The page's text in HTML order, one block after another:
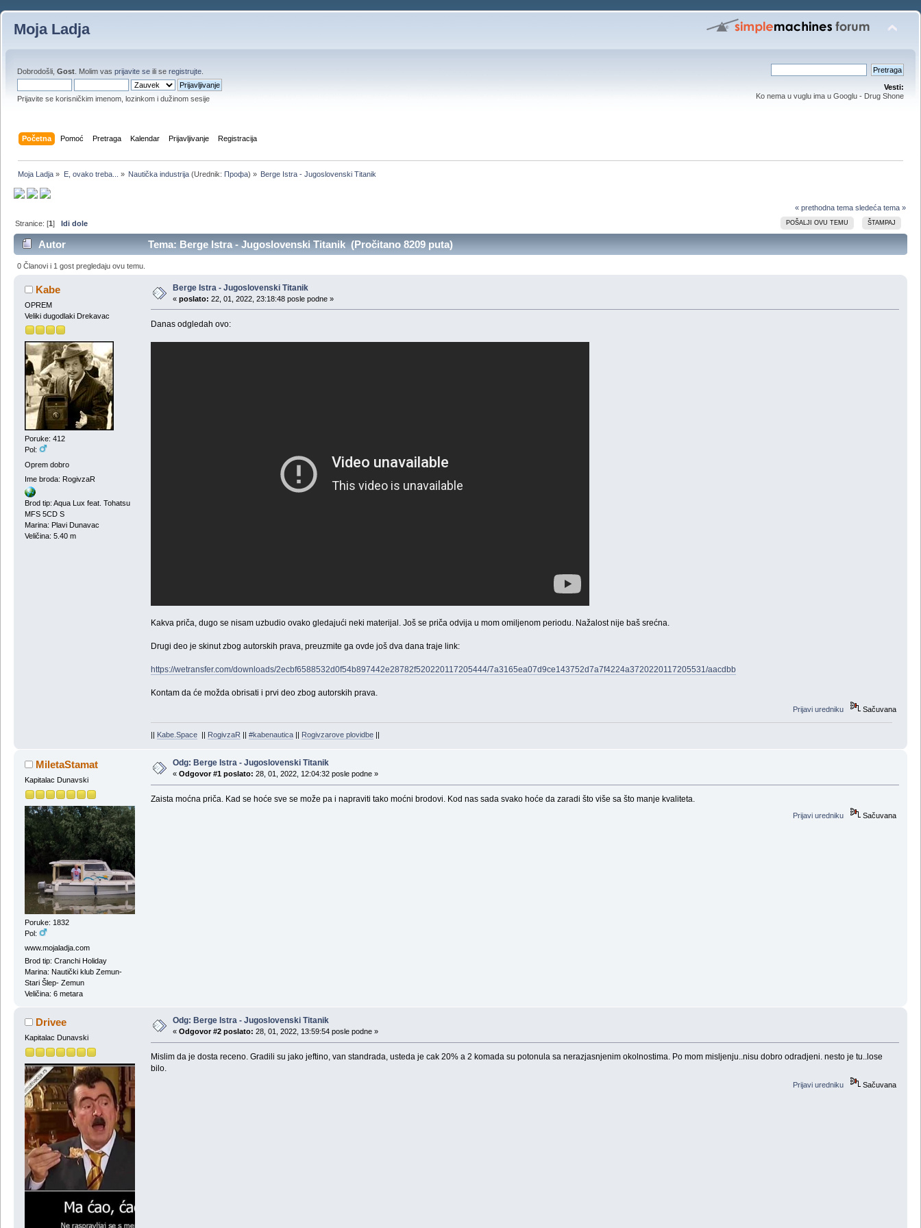
Moja Ladja
Dobrodošli, Gost . Molim vas prijavite se ili se registrujte
Prijavite se korisničkim imenom, lozinkom i dužinom sesije
Vesti:
Ko nema u vuglu ima u Googlu - Drug Shone
Početna Pomoć Pretraga Kalendar Prijavljivanje Registracija
Moja Ladja » E, ovako treba... » Nautička industrija(Urednik: Профа) » Berge Istra - Jugoslovenski Titanik
« prethodna tema sledeća tema »
POŠALJI OVU TEMU ŠTAMPAJ
Stranice: [1]Idi dole
Autor Tema: Berge Istra - Jugoslovenski Titanik (Pročitano 8209 puta)
0 Članovi i 1 gost pregledaju ovu temu.
Kabe
OPREM
Veliki dugodlaki Drekavac
Poruke: 412
Pol:
Oprem dobro
Ime broda: RogivzaR
Brod tip: Aqua Lux feat. Tohatsu
MFS 5CD S
Marina: Plavi Dunavac
Veličina: 5.40 m
Berge Istra - Jugoslovenski Titanik
« poslato: 22, 01, 2022, 23:18:48 posle podne »
Danas odgledah ovo:
Kakva priča, dugo se nisam uzbudio ovako gledajući neki materijal. Još se priča odvija u mom omiljenom periodu. Nažalost nije baš srećna.
Drugi deo je skinut zbog autorskih prava, preuzmite ga ovde još dva dana traje link:
https://wetransfer.com/downloads/2ecbf6588532d0f54b897442e28782f520220117205444/7a3165ea07d9ce143752d7a7f4224a3720220117205531/aacdbb
Kontam da će možda obrisati i prvi deo zbog autorskih prava.
Prijavi uredniku Sačuvana
Kabe.Space|| RogivzaR #kabenautica|| Rogivzarove plovidbe||
MiletaStamat
Kapitalac Dunavski
Poruke: 1832
Pol:
www.mojaladja.com
Brod tip: Cranchi Holiday
Marina: Nautički klub Zemun-
Stari Šlep- Zemun
Veličina: 6 metara
Odg: Berge Istra - Jugoslovenski Titanik
« Odgovor #1 poslato: 28, 01, 2022, 12:04:32 posle podne »
Zaista moćna priča. Kad se hoće sve se može pa i napraviti tako moćni brodovi. Kod nas sada svako hoće da zaradi što više sa što manje kvaliteta.
Prijavi uredniku Sačuvana
Drivee
Kapitalac Dunavski
Odg: Berge Istra - Jugoslovenski Titanik
« Odgovor #2 poslato: 28, 01, 2022, 13:59:54 posle podne »
Mislim da je dosta receno. Gradili su jako jeftino, van standrada, usteda je cak 20% a 2 komada su potonula sa nerazjasnjenim okolnostima. Po mom misljenju..nisu dobro odradjeni. nesto je tu..lose
bilo.
Prijavi uredniku Sačuvana